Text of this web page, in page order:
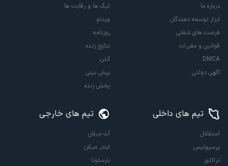
درباره ما
ابزار توسعه دهندگان
فرصت های شغلی
قوانین و مقررات
DMCA
آگهی دولتی
لیگ ها و رقابت ها
ویدئو
روزنامه
نتایج زنده
آنتن
پیش بینی
پخش زنده
تیم های داخلی
استقلال
پرسپولیس
تراکتور
تیم های خارجی
آث میلان
اینتر میلان
بارسلونا